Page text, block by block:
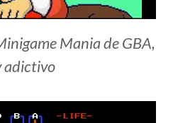
Mania de GBA,
adictivo